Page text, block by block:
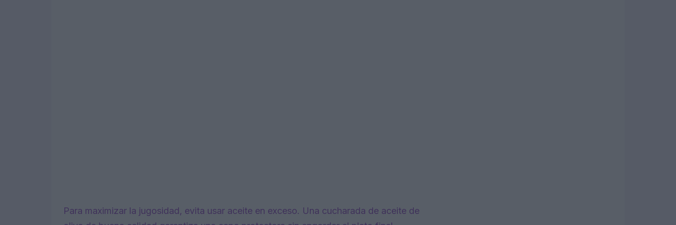
Para maximizar la jugosidad, evita usar aceite en exceso. Una cucharada de aceite de